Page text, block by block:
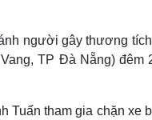
người gây thương
TP Đà Nẵng) đêm
Tuấn tham gia chặn xe